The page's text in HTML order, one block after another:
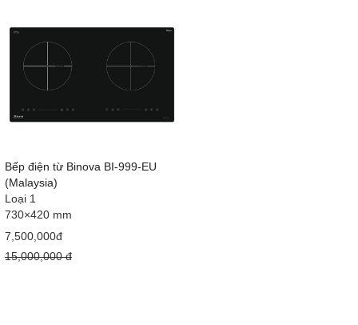
Bếp điện từ Binova BI-999-EU
(Malaysia)
Loại 1
730×420 mm
7,500,000đ
15,000,000 đ